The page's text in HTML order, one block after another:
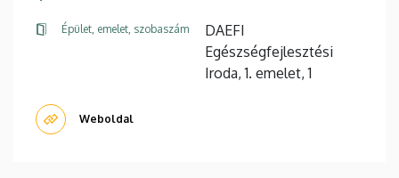
Épület, emelet, szobaszám
DAEFI
Egészségfejlesztési
Iroda, 1. emelet, 1
Weboldal